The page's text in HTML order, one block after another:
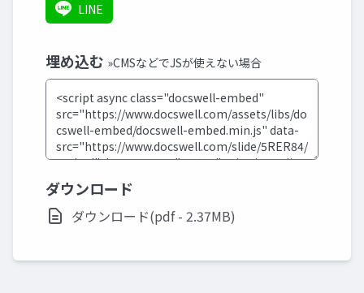
LINE
埋め込む »CMSなどでJSが使えない場合
ダウンロード
ダウンロード(pdf - 2.37MB)